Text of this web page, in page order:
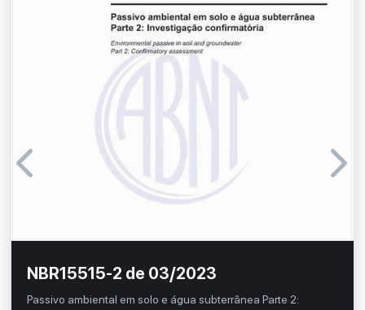
NBR15515-2 de 03/2023
Passivo ambiental em solo e água subterrânea Parte 2: